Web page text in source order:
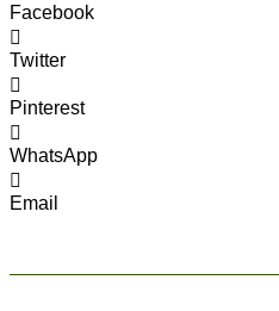
Facebook
Twitter
Pinterest
WhatsApp
Email